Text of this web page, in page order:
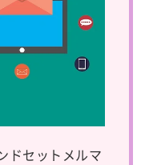
ドセットメルマ